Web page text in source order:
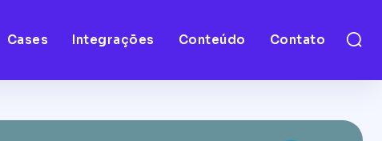
Cases Integrações Conteúdo Contato